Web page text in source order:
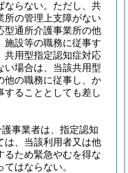
らない。 ただし、共
所の管理上支障がない
型通所介護事業所の他
施設等の職務に従事す
共用型指定認知症対応
い場合は、当該共用型
他の職務に従事し、か
することとしても差し
事業者は、指定認知
は、当該利用者又は他
るため緊急やむを得な
はならない。